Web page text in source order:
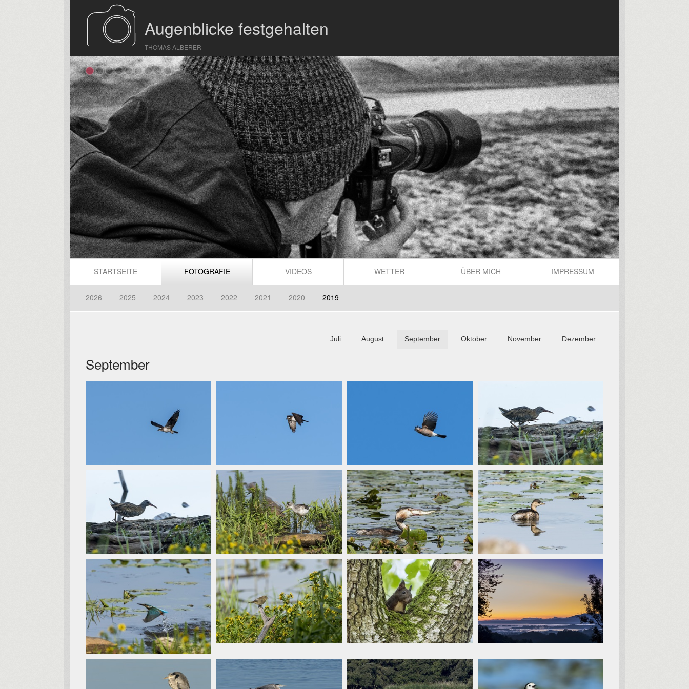
Augenblicke festgehalten
THOMAS ALBERER
STARTSEITE FOTOGRAFIE VIDEOS WETTER ÜBER MICH IMPRESSUM
2026 2025 2024 2023 2022 2021 2020 2019
Juli August September Oktober November Dezember
September